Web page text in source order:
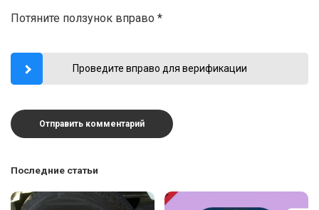
Потяните ползунок вправо *
Проведите вправо для верификации
Последние статьи